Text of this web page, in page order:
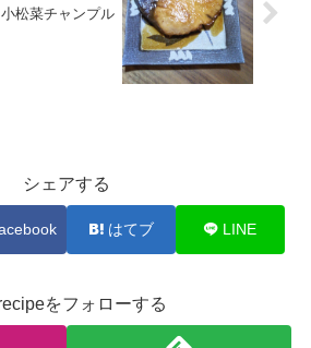
松菜チャンプル
シェアする
はてブ LINE
をフォローする